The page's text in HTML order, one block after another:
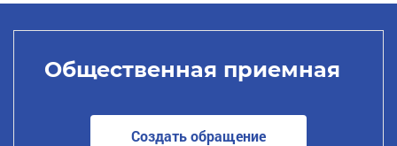
Общественная приемная
Создать обращение